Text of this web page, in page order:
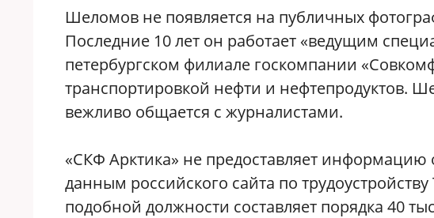
Шеломов не появляется на публичных
Последние 10 лет он работает «ведущим
петербургском филиале госкомпании
транспортировкой нефти и нефтепродуктов.
вежливо общается с журналистами.
«СКФ Арктика» не предоставляет информацию
данным российского сайта по
подобной должности составляет порядка 40